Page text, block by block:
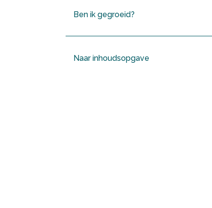
Ben ik gegroeid?
Naar inhoudsopgave